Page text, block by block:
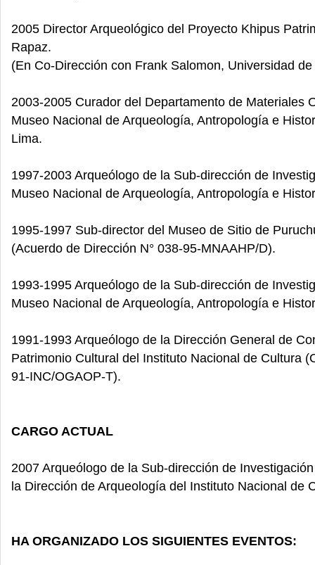
2005 Director Arqueológico del Proyecto Khipus
Rapaz.
(En Co-Dirección con Frank Salomon, Universidad
2003-2005 Curador del Departamento de Materiales
Museo Nacional de Arqueología, Antropología e
Lima.
1997-2003 Arqueólogo de la Sub-dirección de
Museo Nacional de Arqueología, Antropología e
1995-1997 Sub-director del Museo de Sitio de
(Acuerdo de Dirección N° 038-95-MNAAHP/D).
1993-1995 Arqueólogo de la Sub-dirección de
Museo Nacional de Arqueología, Antropología e
1991-1993 Arqueólogo de la Dirección General de
Patrimonio Cultural del Instituto Nacional de Cultura
91-INC/OGAOP-T).
CARGO ACTUAL
2007 Arqueólogo de la Sub-dirección de
la Dirección de Arqueología del Instituto Nacional de
HA ORGANIZADO LOS SIGUIENTES EVENTOS: